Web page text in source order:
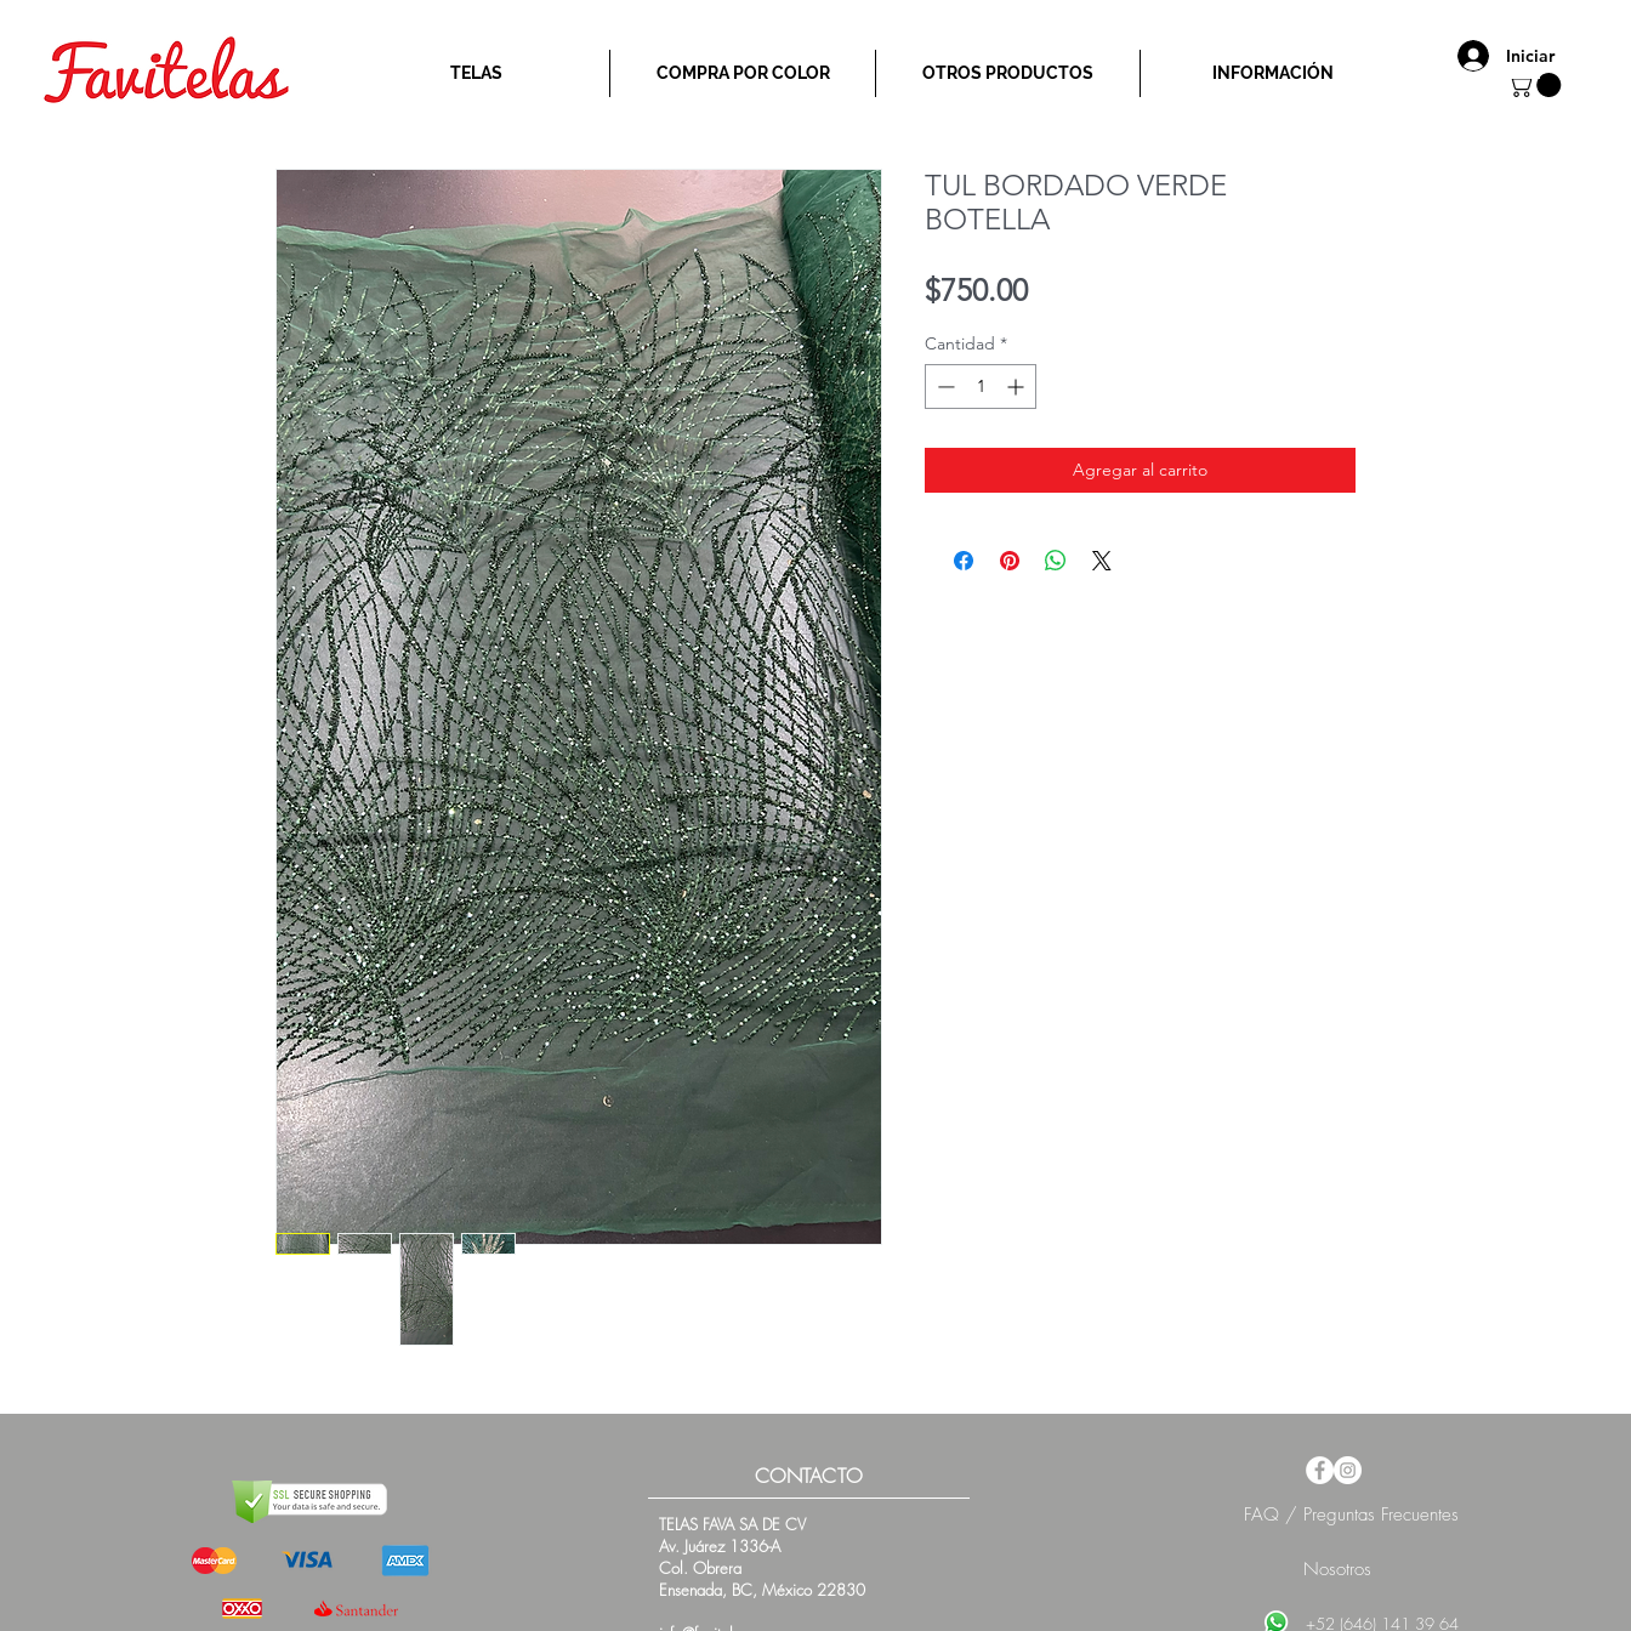
Iniciar
TELAS COMPRA POR COLOR OTROS PRODUCTOS INFORMACIÓN
TUL BORDADO VERDE
BOTELLA
$750.00Precio
Cantidad *
Agregar al carrito
CONTACTO
TELAS FAVA SA DE CV
Av. Juárez 1336-A
Col. Obrera
Ensenada, BC, México 22830
FAQ / Preguntas Frecuentes
Nosotros
+52 (646) 141 39 64